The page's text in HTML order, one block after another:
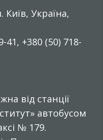
Київ, Україна,
41, +380 (50) 718-
від станції
автобусом
№ 179.